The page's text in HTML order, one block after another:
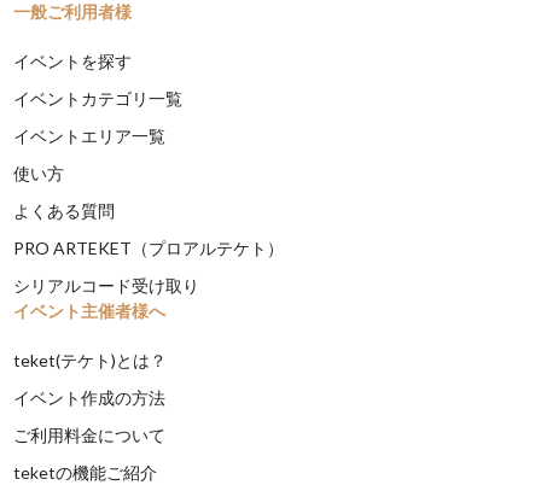
一般ご利用者様
イベントを探す
イベントカテゴリ一覧
イベントエリア一覧
使い方
よくある質問
PRO ARTEKET（プロアルテケト）
シリアルコード受け取り
イベント主催者様へ
teket(テケト)とは？
イベント作成の方法
ご利用料金について
teketの機能ご紹介